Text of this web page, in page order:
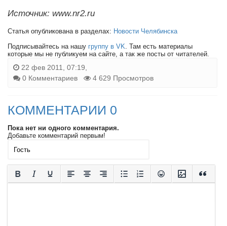
Источник: www.nr2.ru
Статья опубликована в разделах: Новости Челябинска
Подписывайтесь на нашу группу в VK. Там есть материалы
которые мы не публикуем на сайте, а так же посты от читателей.
22 фев 2011, 07:19,
0 Комментариев
4 629 Просмотров
КОММЕНТАРИИ 0
Пока нет ни одного комментария.
Добавьте комментарий первым!